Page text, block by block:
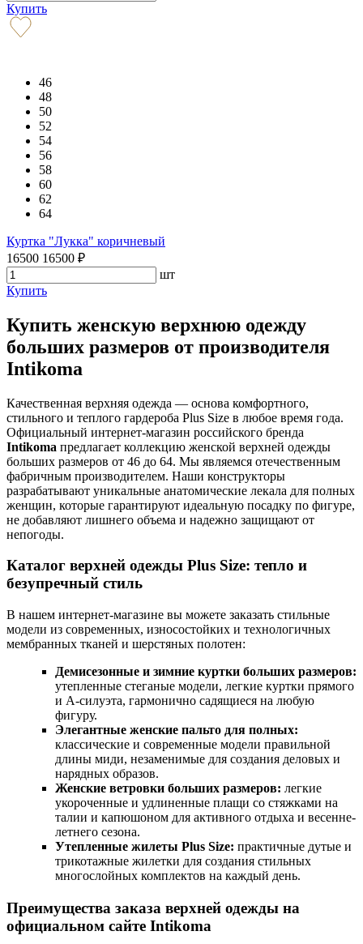
Купить
46
48
50
52
54
56
58
60
62
64
Куртка "Лукка" коричневый
16500 16500 ₽
шт
Купить
Купить женскую верхнюю одежду
больших размеров от производителя
Intikoma
Качественная верхняя одежда — основа комфортного,
стильного и теплого гардероба Plus Size в любое время года.
Официальный интернет-магазин российского бренда
Intikoma предлагает коллекцию женской верхней одежды
больших размеров от 46 до 64. Мы являемся отечественным
фабричным производителем. Наши конструкторы
разрабатывают уникальные анатомические лекала для полных
женщин, которые гарантируют идеальную посадку по фигуре,
не добавляют лишнего объема и надежно защищают от
непогоды.
Каталог верхней одежды Plus Size: тепло и
безупречный стиль
В нашем интернет-магазине вы можете заказать стильные
модели из современных, износостойких и технологичных
мембранных тканей и шерстяных полотен:
Демисезонные и зимние куртки больших размеров:
утепленные стеганые модели, легкие куртки прямого
и А-силуэта, гармонично садящиеся на любую
фигуру.
Элегантные женские пальто для полных:
классические и современные модели правильной
длины миди, незаменимые для создания деловых и
нарядных образов.
Женские ветровки больших размеров: легкие
укороченные и удлиненные плащи со стяжками на
талии и капюшоном для активного отдыха и весенне-
летнего сезона.
Утепленные жилеты Plus Size: практичные дутые и
трикотажные жилетки для создания стильных
многослойных комплектов на каждый день.
Преимущества заказа верхней одежды на
официальном сайте Intikoma